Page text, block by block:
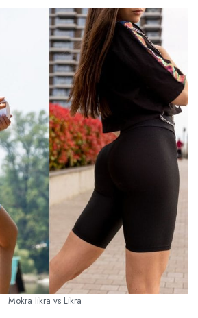
Mokra likra vs Likra